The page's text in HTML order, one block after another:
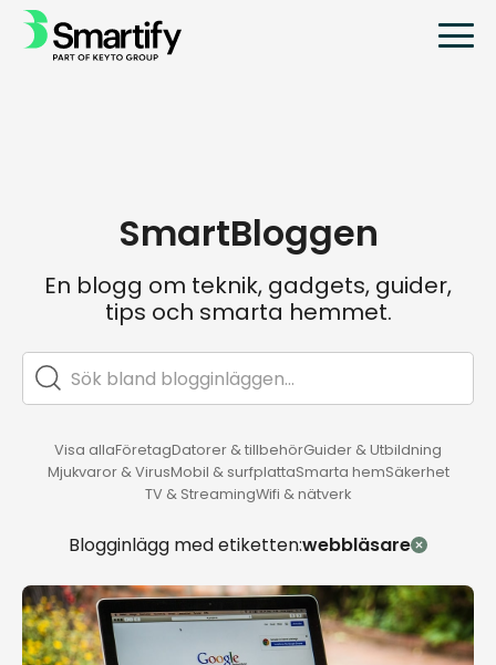
SmartBloggen
En blogg om teknik, gadgets, guider,
tips och smarta hemmet.
Visa allaFöretagDatorer & tillbehörGuider & Utbildning
Mjukvaror & VirusMobil & surfplattaSmarta hemSäkerhet
TV & StreamingWifi & nätverk
Blogginlägg med etiketten:webbläsare